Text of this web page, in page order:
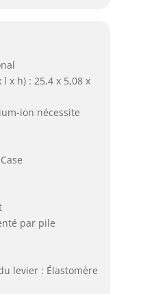
x h) : 25,4 x 5,08 x
ion nécessite
par pile
levier : Élastomère